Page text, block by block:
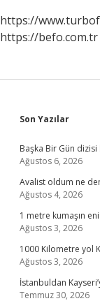
https://
https://befo.com.tr
Sidebar
Son Yazılar
Başka Bir Gün
Ağustos 6, 2026
Avalist oldum ne
Ağustos 4, 2026
1 metre kumaşın
Ağustos 3, 2026
1000 Kilometre yol
Ağustos 3, 2026
İstanbuldan
Temmuz 30, 2026